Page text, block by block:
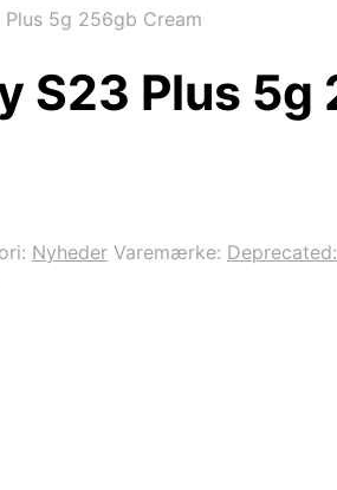
Plus 5g 256gb Cream
S23 Plus 5g
Nyheder Varemærke: